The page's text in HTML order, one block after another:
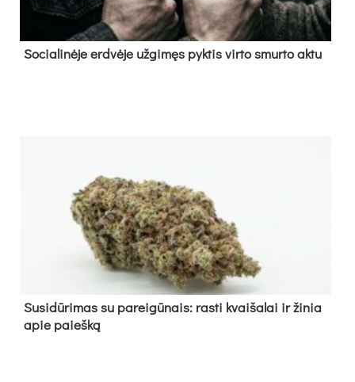
So­cia­li­nė­je erd­vė­je už­gi­męs pyk­tis vir­to smur­to ak­tu
Su­si­dū­ri­mas su pa­rei­gū­nais: ras­ti kvai­ša­lai ir ži­nia
apie paieš­ką